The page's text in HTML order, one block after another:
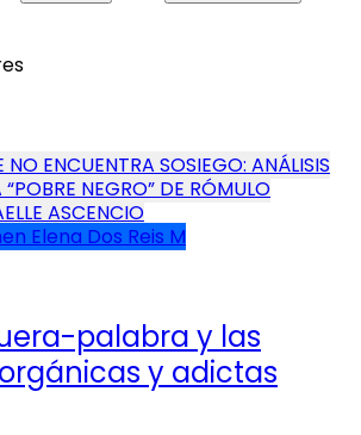
ENCUENTRA SOSIEGO: ANÁLISIS
NEGRO” DE RÓMULO
ASCENCIO
Elena Dos Reis M
palabra y las
y adictas